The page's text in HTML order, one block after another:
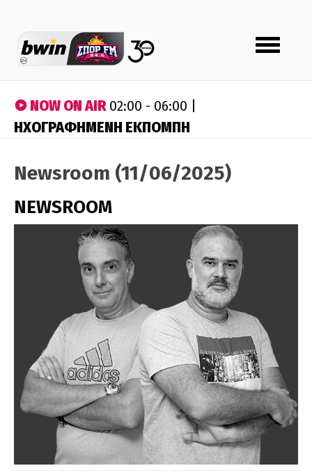
Toggle
navigation
NOW ON AIR02:00 - 06:00 |
ΗΧΟΓΡΑΦΗΜΕΝΗ ΕΚΠΟΜΠΗ
Newsroom (11/06/2025)
NEWSROOM